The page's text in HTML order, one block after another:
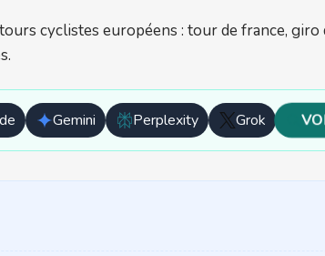
Gemini
Ouvrir
avec
Perplexity
Ouvrir
avec
Grok
Ouvrir
avec